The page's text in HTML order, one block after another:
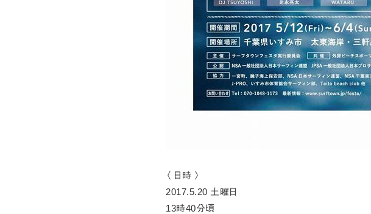
〈 日時 〉
2017.5.20 土曜日
13時40分頃